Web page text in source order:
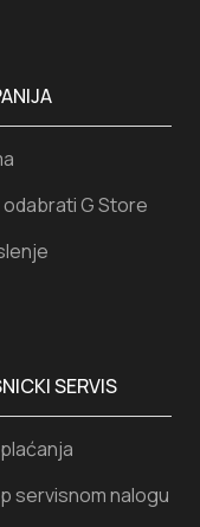
SERVIS
servisnom nalogu
G Store